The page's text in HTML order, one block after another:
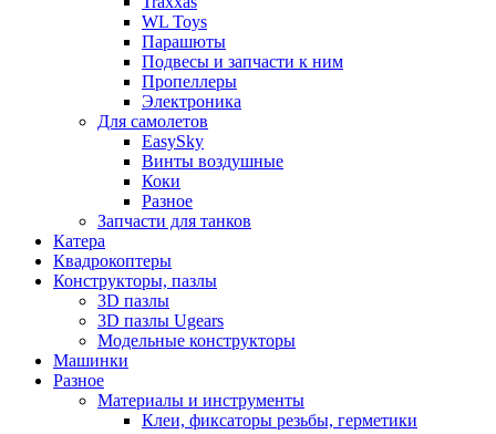
WL Toys
Парашюты
Подвесы и запчасти к ним
Пропеллеры
Электроника
Для самолетов
EasySky
Винты воздушные
Коки
Разное
Запчасти для танков
Катера
Квадрокоптеры
Конструкторы, пазлы
3D пазлы
3D пазлы Ugears
Модельные конструкторы
Машинки
Разное
Материалы и инструменты
Клеи, фиксаторы резьбы, герметики